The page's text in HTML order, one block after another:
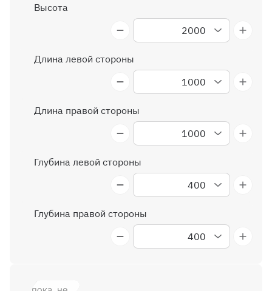
Высота
2000
2050
2100
2150
2200
2250
2300
2350
2400
Длина левой стороны
1000
1050
1100
1150
1200
Длина правой стороны
1000
1050
1100
1150
1200
Глубина левой стороны
400
450
500
550
Глубина правой стороны
400
450
500
550